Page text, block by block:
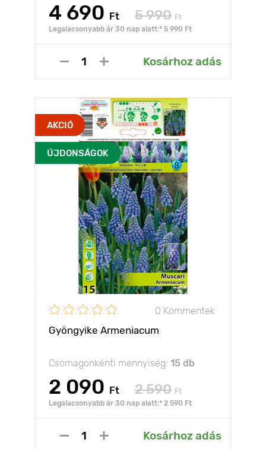
4 690 Ft 5 990 Ft
Legalacsonyabb ár 30 nap alatt:* 5 990 Ft
Kosárhoz adás
AKCIÓ
ÚJDONSÁGOK
0 Kommentek
Gyöngyike Armeniacum
Csomagonkénti mennyiség: 15 db
2 090 Ft 2 590 Ft
Legalacsonyabb ár 30 nap alatt:* 2 590 Ft
Kosárhoz adás